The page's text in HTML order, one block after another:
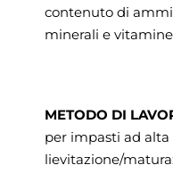
contenuto di
minerali e
METODO DI
per impasti ad
lievitazione/